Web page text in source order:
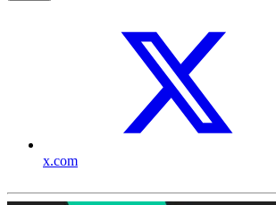
x.com